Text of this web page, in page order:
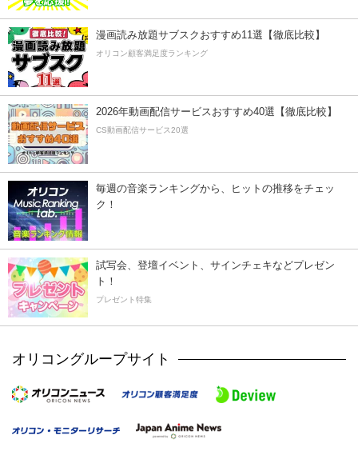
漫画読み放題サブスクおすすめ11選【徹底比較】
オリコン顧客満足度ランキング
2026年動画配信サービスおすすめ40選【徹底比較】
CS動画配信サービス20選
毎週の音楽ランキングから、ヒットの推移をチェッ
ク！
試写会、登壇イベント、サインチェキなどプレゼン
ト！
プレゼント特集
オリコングループサイト